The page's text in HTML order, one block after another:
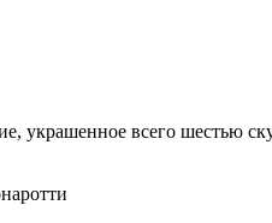
украшенное всего шестью